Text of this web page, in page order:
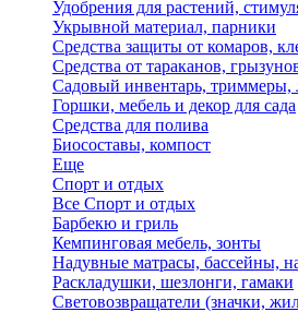
Удобрения для растений,
Укрывной материал, парники
Средства защиты от комаров,
Средства от тараканов,
Садовый инвентарь, триммеры,
Горшки, мебель и декор для сада
Средства для полива
Биосоставы, компост
Еще
Спорт и отдых
Все Спорт и отдых
Барбекю и гриль
Кемпинговая мебель, зонты
Надувные матрасы, бассейны,
Раскладушки, шезлонги, гамаки
Световозвращатели (значки,